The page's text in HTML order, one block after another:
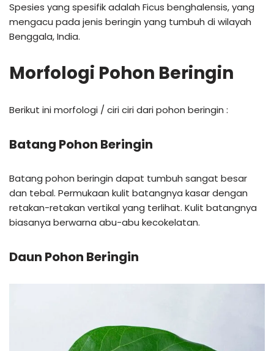
Spesies yang spesifik adalah Ficus benghalensis, yang
mengacu pada jenis beringin yang tumbuh di wilayah
Benggala, India.
Morfologi Pohon Beringin
Berikut ini morfologi / ciri ciri dari pohon beringin :
Batang Pohon Beringin
Batang pohon beringin dapat tumbuh sangat besar
dan tebal. Permukaan kulit batangnya kasar dengan
retakan-retakan vertikal yang terlihat. Kulit batangnya
biasanya berwarna abu-abu kecokelatan.
Daun Pohon Beringin